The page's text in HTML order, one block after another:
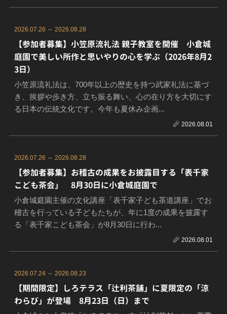
2026.07.26 ～ 2026.08.28
【参加者募集】小笠原流礼法 親子教室を開催 小倉城
庭園で美しい所作と思いやりの心を学ぶ（2026年8月2
3日）
小笠原流礼法は、700年以上の歴史を持つ武家礼法に基づ
き、挨拶や歩き方、立ち振る舞い、心の在り方を大切にす
る日本の伝統文化です。今年も夏休み企画...
2026.08.01
2026.07.26 ～ 2026.08.28
【参加者募集】お稽古の成果をお披露目する「表千家
こども茶会」 8月30日に小倉城庭園で
小倉城庭園主催の文化講座「表千家子ども茶道講座」でお
稽古を行っている子どもたちが、年に1度の成果を披露す
る「表千家こども茶会」が8月30日に行わ...
2026.08.01
2026.07.24 ～ 2026.08.23
【期間限定】しろテラス「辻利茶舗」に夏限定の「涼
わらび」が登場 8月23日（日）まで